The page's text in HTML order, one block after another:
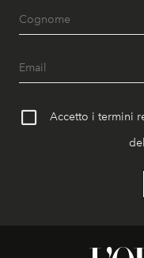
Accetto i termini